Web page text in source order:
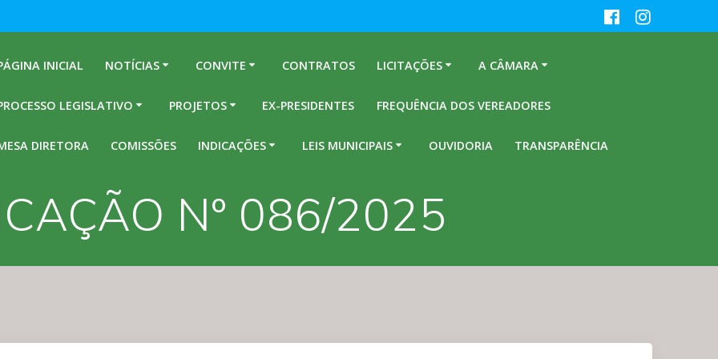
INICIAL NOTÍCIAS CONVITE CONTRATOS LICITAÇÕES A CÂMARA
LEGISLATIVO PROJETOS EX-PRESIDENTES FREQUÊNCIA DOS VEREADORES
DIRETORA COMISSÕES INDICAÇÕES LEIS MUNICIPAIS OUVIDORIA TRANSPARÊNCIA
Nº 086/2025